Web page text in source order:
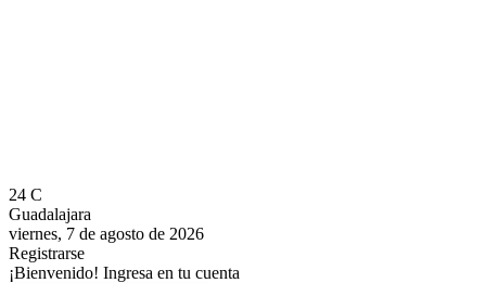
24 C
Guadalajara
viernes, 7 de agosto de 2026
Registrarse
¡Bienvenido! Ingresa en tu cuenta